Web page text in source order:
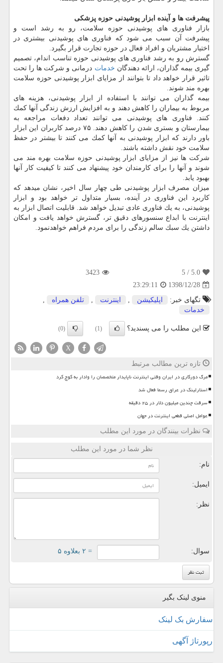
پیشرفت ها و آینده ابزار پوشیدنی حوزه پزشكی
بازار فناوری های پوشیدنی حوزه سلامت، رو به رشد است و
پیشرفت آن سبب می شود كه فناوری های پوشیدنی بیشتری در
اختیار مشتریان و افراد فعال در حوزه تجارت قرار بگیرد.
گسترش رو به رشد فناوری های پوشیدنی حوزه تناسب اندام، تصمیم
گیری بیمه گذاران، ارائه دهندگان خدمات درمانی و شركت ها را تحت
تاثیر قرار خواهد داد تا بتوانند از مزایای ابزار پوشیدنی حوزه سلامت
بهره مند شوند.
بیمه گذاران می توانند با استفاده از ابزار پوشیدنی، هزینه های
مربوط به بیماران را كاهش دهند و به افزایش ارزش زندگی آنها كمك
كنند. فناوری های پوشیدنی می توانند تعداد دفعات مراجعه به
بیمارستان و بستری شدن را كاهش دهند. ۷۵ درصد كاربران این ابزار
باور دارند كه ابزار پوشیدنی به آنها كمك می كنند تا بیشتر در حفظ
سلامت خود نقش داشته باشند.
شركت ها نیز از مزایای ابزار پوشیدنی حوزه سلامت بهره مند می
شوند و آنها را برای كارمندان خود پیشنهاد می كنند تا كیفیت كار آنها
بهبود یابد.
میزان مصرف ابزار پوشیدنی طی چهار سال اخیر، نشان میدهد كه
كاربرد این فناوری در آینده، بسیار متداول تر خواهد بود و ابزار
پوشیدنی، به یك فناوری عادی تبدیل خواهد شد. قابلیت اتصال ابزار به
اینترنت با ابداع سنسورهای دقیق تر، گسترش خواهد یافت و امكان
داشتن یك سبك سالم زندگی را برای مردم فراهم خواهدنمود.
5.0
/ 5
3423
1398/12/28
23:29:11
تگهای خبر:
اپلیكیشن , اینترنت , تلفن همراه
,
خدمات
این مطلب را می پسندید؟ (1)
(0)
X
تازه ترین مطالب مرتبط
مرگ دورکاری در ایران وقتی اینترنت ناپایدار متخصصان را وادار به کوچ کرد
استارلینک در عراق رسما فعال شد
سرقت چندین میلیون دلار در ۲۵ دقیقه
عوامل اصلی قطعی اینترنت در جهان
نظرات بینندگان در مورد این مطلب
نظر شما در مورد این مطلب
نام:
ایمیل:
نظر:
سوال: = ۲ بعلاوه ۵
منوی لینک بگیر
سفارش بک لینک
رپورتاژ آگهی